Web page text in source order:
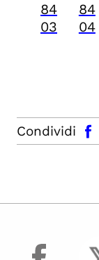
84
03
84
04
Condividi
facebook
facebook